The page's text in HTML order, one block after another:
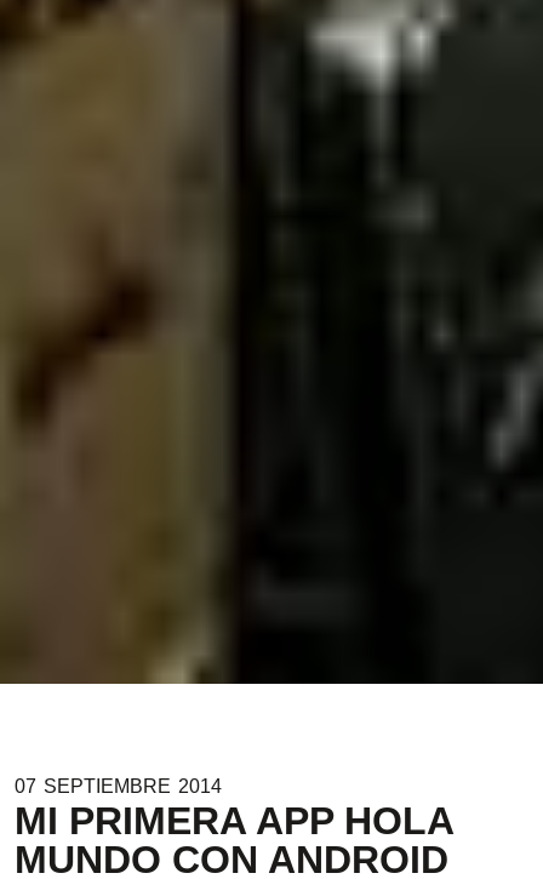
07 SEPTIEMBRE 2014
MI PRIMERA APP HOLA
MUNDO CON ANDROID